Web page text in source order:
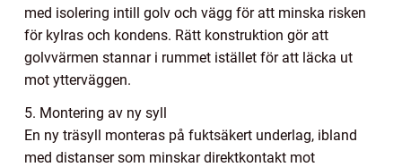
med isolering intill golv och vägg för att minska risken
för kylras och kondens. Rätt konstruktion gör att
golvvärmen stannar i rummet istället för att läcka ut
mot ytterväggen.
5. Montering av ny syll
En ny träsyll monteras på fuktsäkert underlag, ibland
med distanser som minskar direktkontakt mot